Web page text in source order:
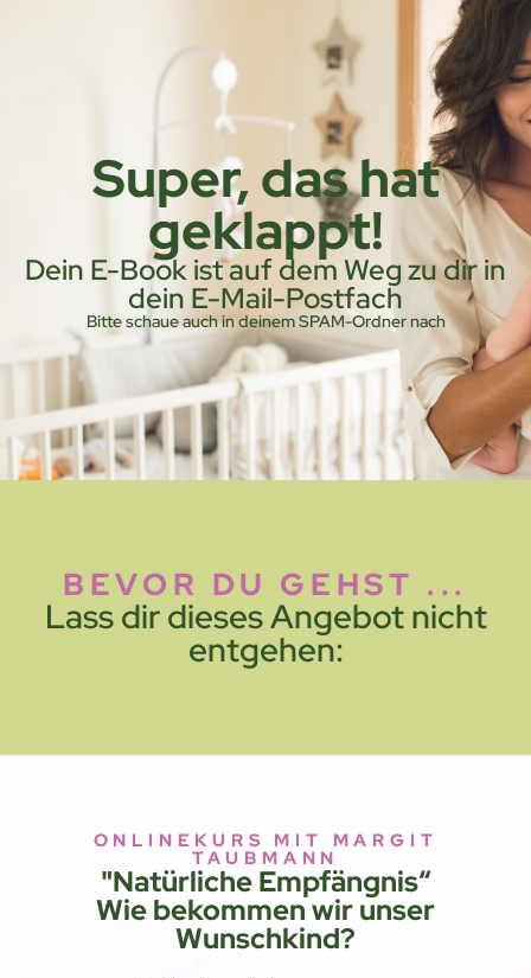
Super, das hat
geklappt!
Dein E-Book ist auf dem Weg zu dir in
dein E-Mail-Postfach
Bitte schaue auch in deinem SPAM-Ordner nach
BEVOR DU GEHST ...
Lass dir dieses Angebot nicht
entgehen:
ONLINEKURS MIT MARGIT
TAUBMANN
"Natürliche Empfängnis“
Wie bekommen wir unser
Wunschkind?